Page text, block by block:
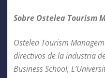
Sobre Ostelea Tourism
Ostelea Tourism
directivos de la industria
Business School,